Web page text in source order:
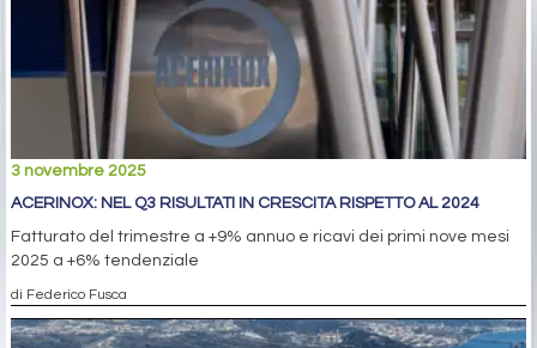
3 novembre 2025
ACERINOX: NEL Q3 RISULTATI IN CRESCITA RISPETTO AL 2024
Fatturato del trimestre a +9% annuo e ricavi dei primi nove mesi
2025 a +6% tendenziale
di Federico Fusca